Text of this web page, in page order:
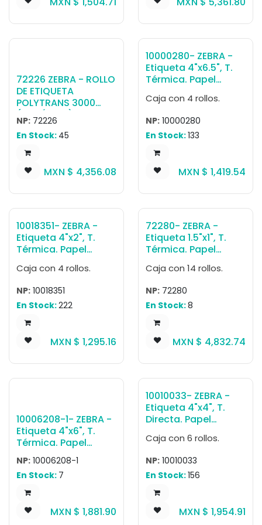
etiq., 1 al paso.
Peso por caja 7.26
Núcleo 0.75".
Rollos/caja. Peso
por caja 10.89 kg.
72226 ZEBRA - ROLLO
DE ETIQUETA
POLYTRANS 3000
(SINTÉTICA) DE
TRANSFERENCIA
TÉRMICA MARCA
ZEBRA, MEDIDA 5" X
ETIQUETAS, PRECIO
NP: 72226
En Stock: 45
MXN $ 4,356.08
10000280- ZEBRA -
Etiqueta 4"x6.5", T.
Térmica. Papel
2000T, para
Impresora Industrial,
900/Rollo, con
adhesivo
Permanente, Perf.
Núcleo 3". Diámetro
Peso por caja 12.25
kg.
Caja con 4 rollos.
NP: 10000280
En Stock:133
MXN $ 1,419.54
México
10018351- ZEBRA -
Etiqueta 4"x2", T.
Térmica. Papel
1500T, para
Impresora Industrial,
3000/Rollo, con
adhesivo
Permanente, Perf.
Núcleo 3". Diámetro
Peso por caja 11.79
kg.
Caja con 4 rollos.
NP: 10018351
En Stock:222
MXN $ 1,295.16
72280- ZEBRA -
Etiqueta 1.5"x1", T.
Térmica. Papel
4000T, para
Impresora Industrial,
5180/Rollo, con
adhesivo
Permanente, Sin
paso. Núcleo 3".
Rollos/caja. Peso
por caja 13.61 kg.
Caja con 14 rollos.
NP: 72280
En Stock:8
MXN $ 4,832.74
10006208-1- ZEBRA -
Etiqueta 4"x6", T.
Térmica. Papel
Amarillo, Z-Perform
2000T (Amarillo),
para Impresora
Industrial,
adhesivo
NP: 10006208-1
En Stock: 7
MXN $ 1,881.90
10010033- ZEBRA -
Etiqueta 4"x4", T.
Directa. Papel
2000D, para
Impresora de
Escritorio, 640/Rollo,
con adhesivo All-
Temp, Perf. entre
Núcleo 1". Diámetro
Caja con 6 rollos.
NP: 10010033
En Stock:156
MXN $ 1,954.91